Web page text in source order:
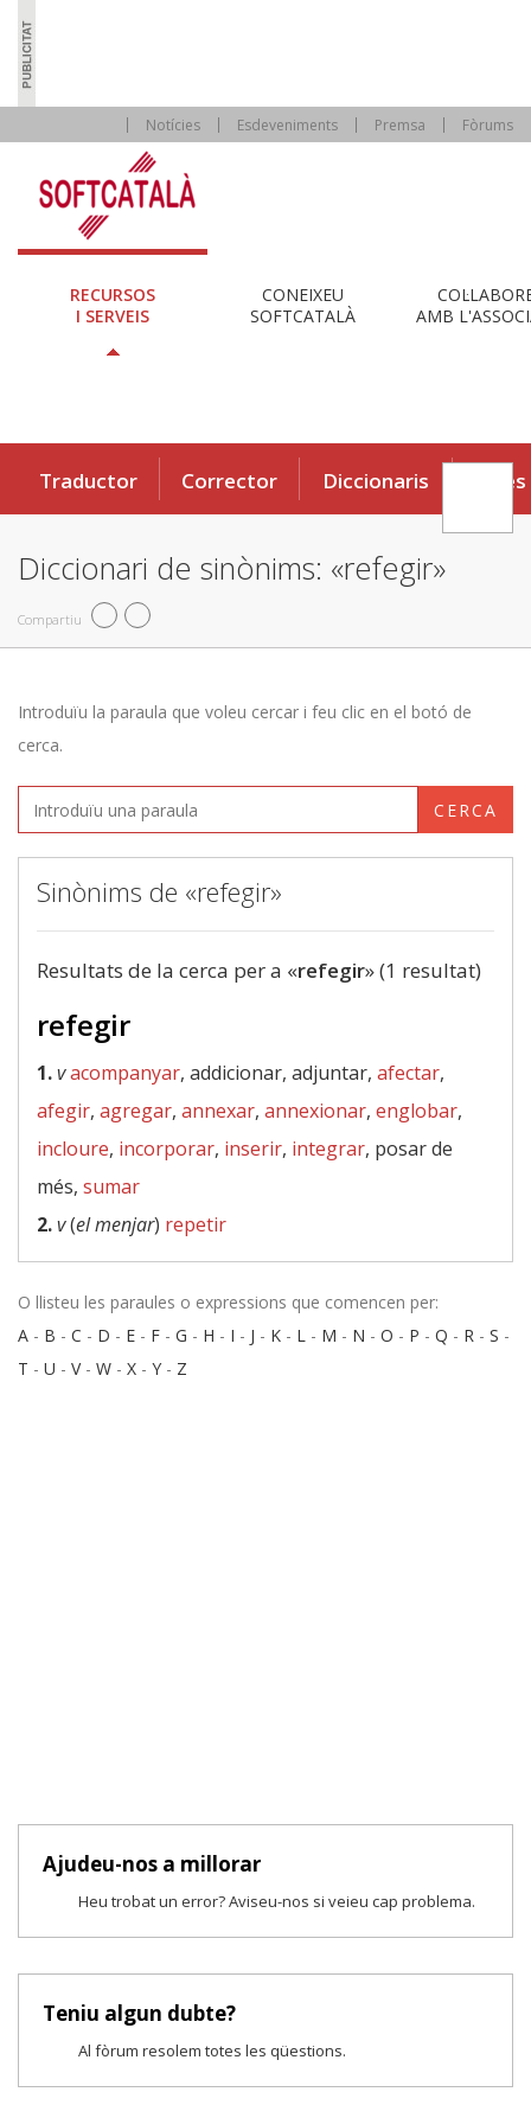
Notícies Esdeveniments Premsa Fòrums
RECURSOS
I SERVEIS
CONEIXEU
SOFTCATALÀ
AMB
Traductor Corrector Diccionaris Eines
Diccionari de sinònims: «refegir»
Compartiu
Introduïu la paraula que voleu cercar i feu clic en el botó de
cerca.
CERCA
Sinònims de «refegir»
Resultats de la cerca per a «refegir» (1 resultat)
refegir
1.vacompanyar, addicionar, adjuntar, afectar,
afegir, agregar, annexar, annexionar, englobar,
incloure, incorporar, inserir, integrar, posar de
més, sumar
2.v(el menjar) repetir
O llisteu les paraules o expressions que comencen per:
A - B - C - D - E - F - G - H - I - J - K - L - M - N - O - P - Q - R - S -
T - U - V- W - X - Y - Z
Ajudeu-nos a millorar
Heu trobat un error? Aviseu-nos si veieu cap problema.
Teniu algun dubte?
Al fòrum resolem totes les qüestions.